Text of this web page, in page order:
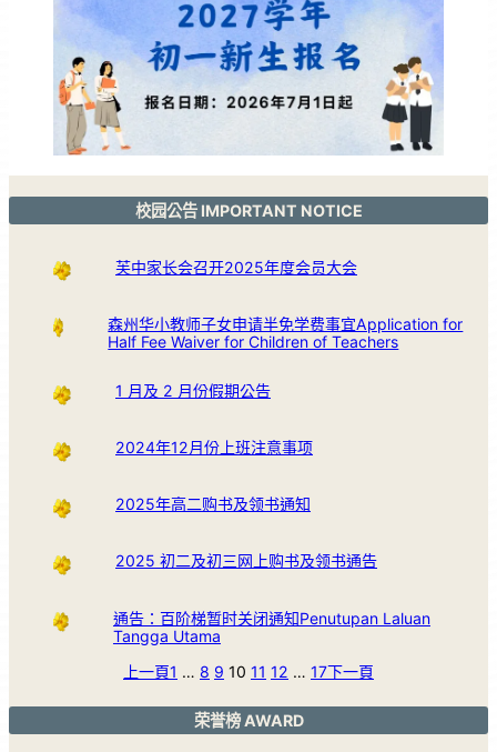
校园公告 IMPORTANT NOTICE
芙中家长会召开2025年度会员大会
森州华小教师子女申请半免学费事宜Application for
Half Fee Waiver for Children of Teachers
1 月及 2 月份假期公告
2024年12月份上班注意事项
2025年高二购书及领书通知
2025 初二及初三网上购书及领书通告
通告：百阶梯暂时关闭通知Penutupan Laluan
Tangga Utama
上一頁1 … 8 9 10 11 12 … 17下一頁
荣誉榜 AWARD